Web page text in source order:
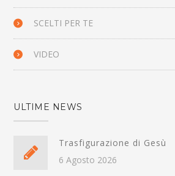
SCELTI PER TE
VIDEO
ULTIME NEWS
Trasfigurazione di Gesù
6 Agosto 2026